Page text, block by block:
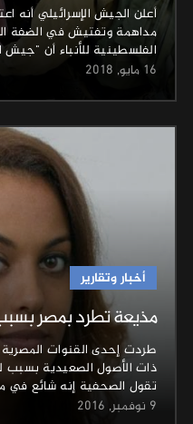
مداهمة وتفتيش في الضفة
الفلسطينية للأنباء أن
16 مايو, 2018
أخبار وتقارير
مذيعة تطرد بمصر بسبب
طردت إحدى القنوات المصرية
ذات الأصول الصعيدية بسبب
تقول الصحفية إنه شائع في
9 نوفمبر, 2016